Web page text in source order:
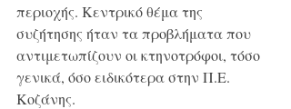
περιοχής. Κεντρικό θέμα της
συζήτησης ήταν τα προβλήματα που
αντιμετωπίζουν οι κτηνοτρόφοι, τόσο
γενικά, όσο ειδικότερα στην Π.Ε.
Κοζάνης.